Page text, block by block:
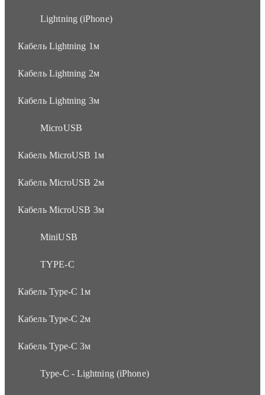
Lightning (iPhone)
Кабель Lightning 1м
Кабель Lightning 2м
Кабель Lightning 3м
MicroUSB
Кабель MicroUSB 1м
Кабель MicroUSB 2м
Кабель MicroUSB 3м
MiniUSB
TYPE-C
Кабель Type-C 1м
Кабель Type-C 2м
Кабель Type-C 3м
Type-C - Lightning (iPhone)